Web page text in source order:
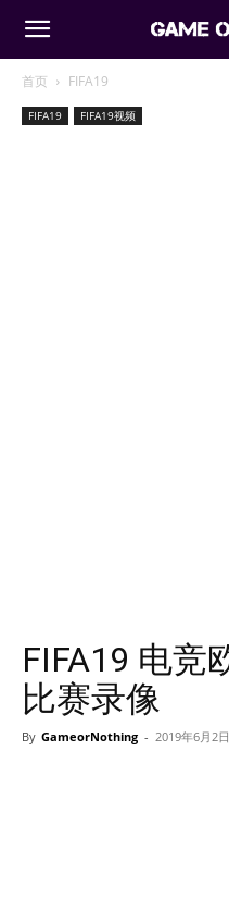
首页 FIFA19
FIFA19 FIFA19视频
FIFA19 电竞
比赛录像
By GameorNothing - 2019年6月2日